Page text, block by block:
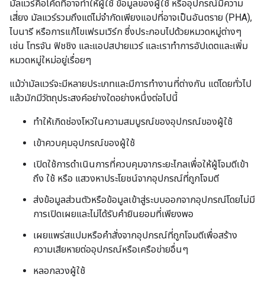
มัลแวร์คือโค้ดที่อาจทำให้ผู้ใช้ ข้อมูลของผู้ใช้ หรืออุปกรณ์มีความ
เสี่ยง มัลแวร์รวมถึงแต่ไม่จำกัดเพียงแอปที่อาจเป็นอันตราย (PHA),
ไบนารี หรือการแก้ไขเฟรมเวิร์ก ซึ่งประกอบไปด้วยหมวดหมู่ต่างๆ
เช่น โทรจัน ฟิชชิง และแอปสปายแวร์ และเราทำการอัปเดตและเพิ่ม
หมวดหมู่ใหม่อยู่เรื่อยๆ
แม้ว่ามัลแวร์จะมีหลายประเภทและมีการทำงานที่ต่างกัน แต่โดยทั่วไป
แล้วมักมีวัตถุประสงค์อย่างใดอย่างหนึ่งต่อไปนี้
ทำให้เกิดช่องโหว่ในความสมบูรณ์ของอุปกรณ์ของผู้ใช้
เข้าควบคุมอุปกรณ์ของผู้ใช้
เปิดใช้การดำเนินการที่ควบคุมจากระยะไกลเพื่อให้ผู้โจมตีเข้า
ถึง ใช้ หรือ แสวงหาประโยชน์จากอุปกรณ์ที่ถูกโจมตี
ส่งข้อมูลส่วนตัวหรือข้อมูลเข้าสู่ระบบออกจากอุปกรณ์โดยไม่มี
การเปิดเผยและไม่ได้รับคำยินยอมที่เพียงพอ
เผยแพร่สแปมหรือคำสั่งจากอุปกรณ์ที่ถูกโจมตีเพื่อสร้าง
ความเสียหายต่ออุปกรณ์หรือเครือข่ายอื่นๆ
หลอกลวงผู้ใช้